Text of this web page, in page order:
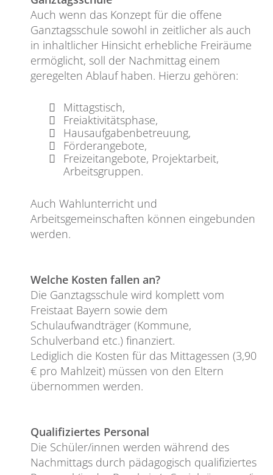
Auch wenn das Konzept für die offene
Ganztagsschule sowohl in zeitlicher als auch
in inhaltlicher Hinsicht erhebliche Freiräume
ermöglicht, soll der Nachmittag einem
geregelten Ablauf haben. Hierzu gehören:
Mittagstisch,
Freiaktivitätsphase,
Hausaufgabenbetreuung,
Förderangebote,
Freizeitangebote, Projektarbeit,
Arbeitsgruppen.
Auch Wahlunterricht und
Arbeitsgemeinschaften können eingebunden
werden.
Welche Kosten fallen an?
Die Ganztagsschule wird komplett vom
Freistaat Bayern sowie dem
Schulaufwandträger (Kommune,
Schulverband etc.) finanziert.
Lediglich die Kosten für das Mittagessen (3,90
€ pro Mahlzeit) müssen von den Eltern
übernommen werden.
Qualifiziertes Personal
Die Schüler/innen werden während des
Nachmittags durch pädagogisch qualifiziertes